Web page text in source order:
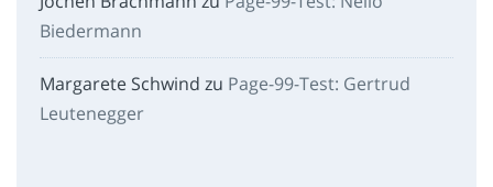
Biedermann
Margarete Schwind zu Page-99-Test: Gertrud
Leutenegger